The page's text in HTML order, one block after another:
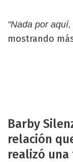
"Nada por
mostrando
Barby
relación
realizó